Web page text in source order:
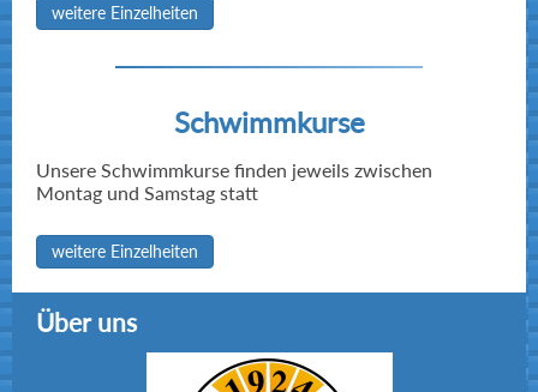
weitere Einzelheiten
Schwimmkurse
Unsere Schwimmkurse finden jeweils zwischen
Montag und Samstag statt
weitere Einzelheiten
Über uns